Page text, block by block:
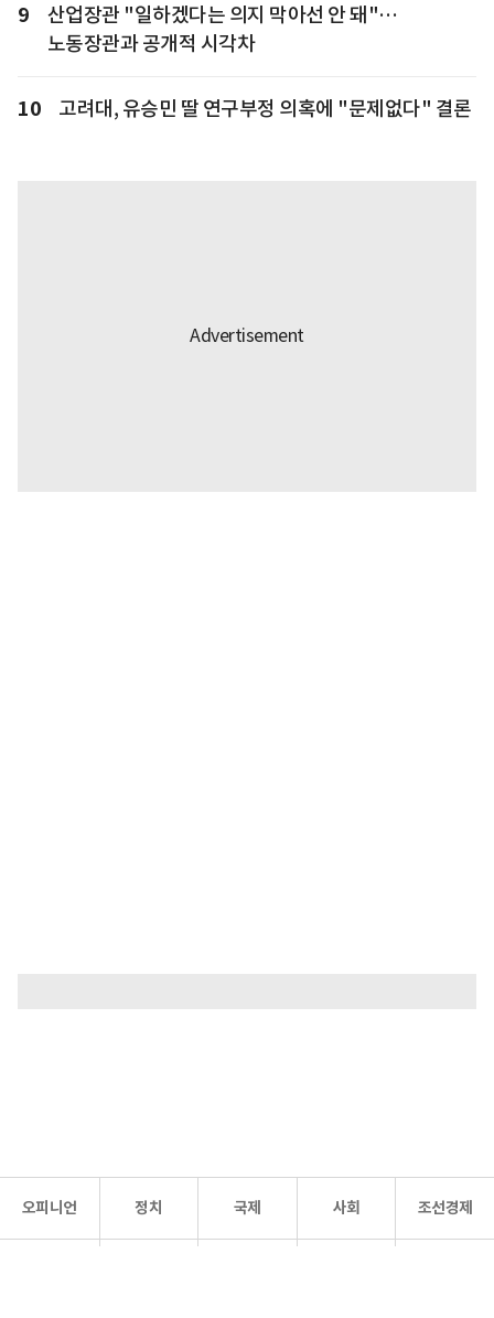
9
산업장관 "일하겠다는 의지 막아선 안 돼"…
노동장관과 공개적 시각차
10 고려대, 유승민 딸 연구부정 의혹에 "문제없다" 결론
오피니언 정치 국제 사회 조선경제